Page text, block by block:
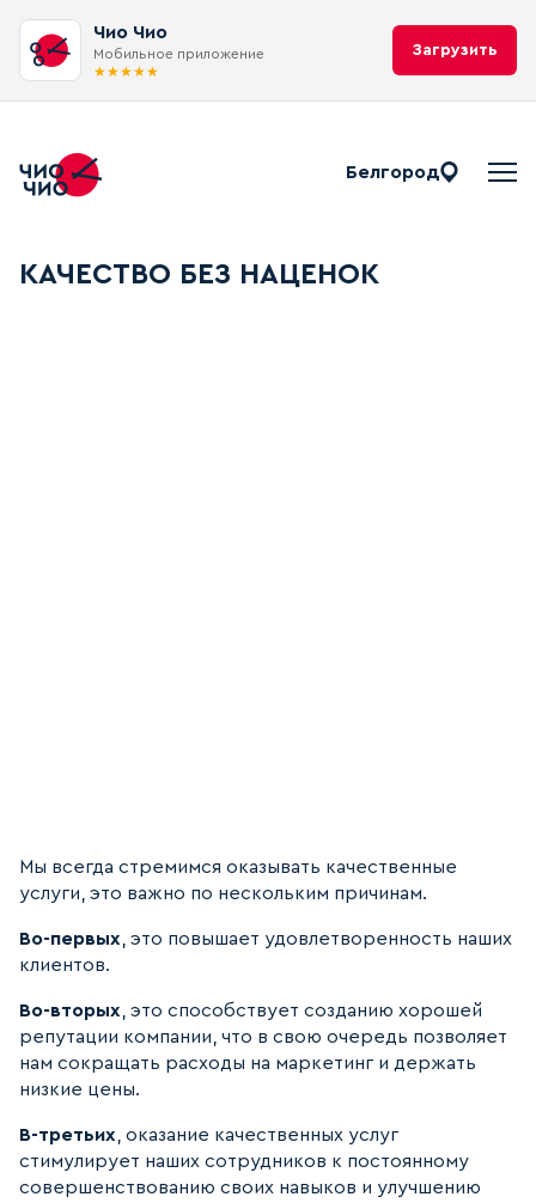
Чио Чио
Мобильное приложение
★★★★★
Загрузить
Белгород
КАЧЕСТВО БЕЗ НАЦЕНОК
Мы всегда стремимся оказывать качественные
услуги, это важно по нескольким причинам.
Во-первых , это повышает удовлетворенность наших
клиентов.
Во-вторых , это способствует созданию хорошей
репутации компании, что в свою очередь позволяет
нам сокращать расходы на маркетинг и держать
низкие цены.
В-третьих , оказание качественных услуг
стимулирует наших сотрудников к постоянному
совершенствованию своих навыков и улучшению